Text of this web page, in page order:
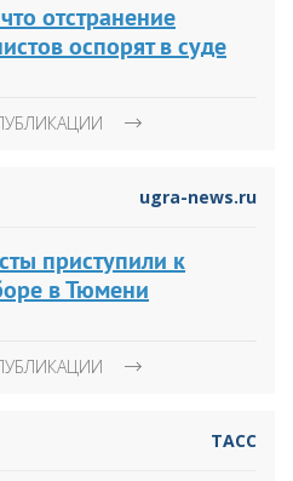
отстранение
оспорят в суде
ugra-news.ru
приступили к
в Тюмени
ТАСС